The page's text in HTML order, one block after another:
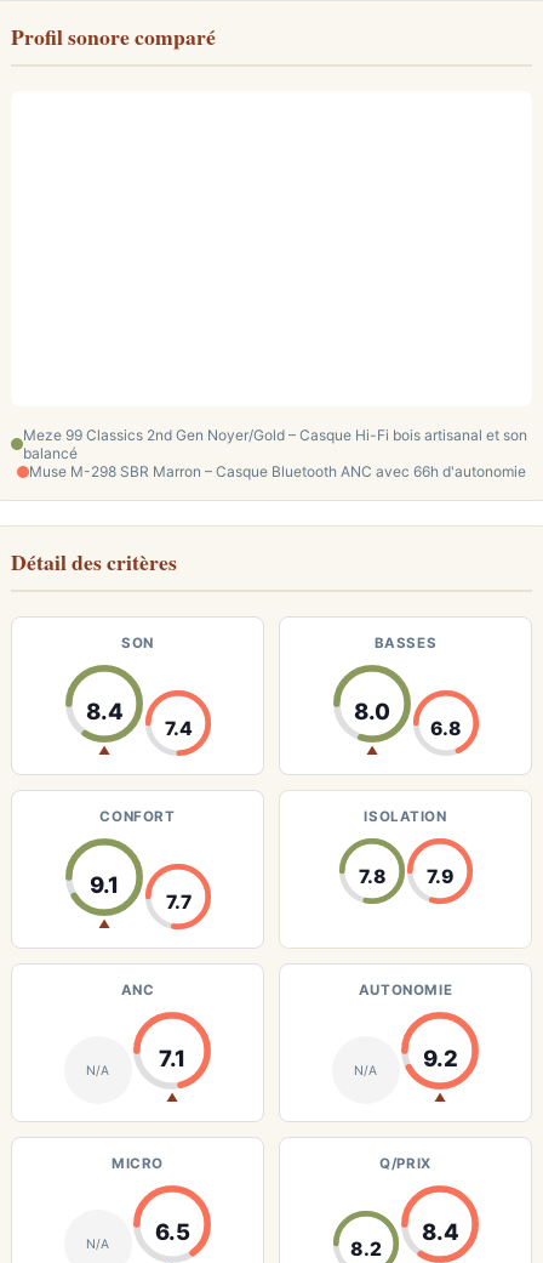
Profil sonore comparé
Meze 99 Classics 2nd Gen Noyer/Gold – Casque Hi-Fi bois artisanal et son
balancé
Muse M-298 SBR Marron – Casque Bluetooth ANC avec 66h d'autonomie
Détail des critères
SON
8.4
▲
7.4
BASSES
8.0
▲
6.8
CONFORT
9.1
▲
7.7
ISOLATION
7.8 7.9
ANC
N/A 7.1
▲
AUTONOMIE
N/A 9.2
▲
MICRO
N/A 6.5
Q/PRIX
8.2
8.4